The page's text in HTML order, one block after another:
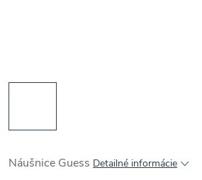
Náušnice Guess Detailné informácie